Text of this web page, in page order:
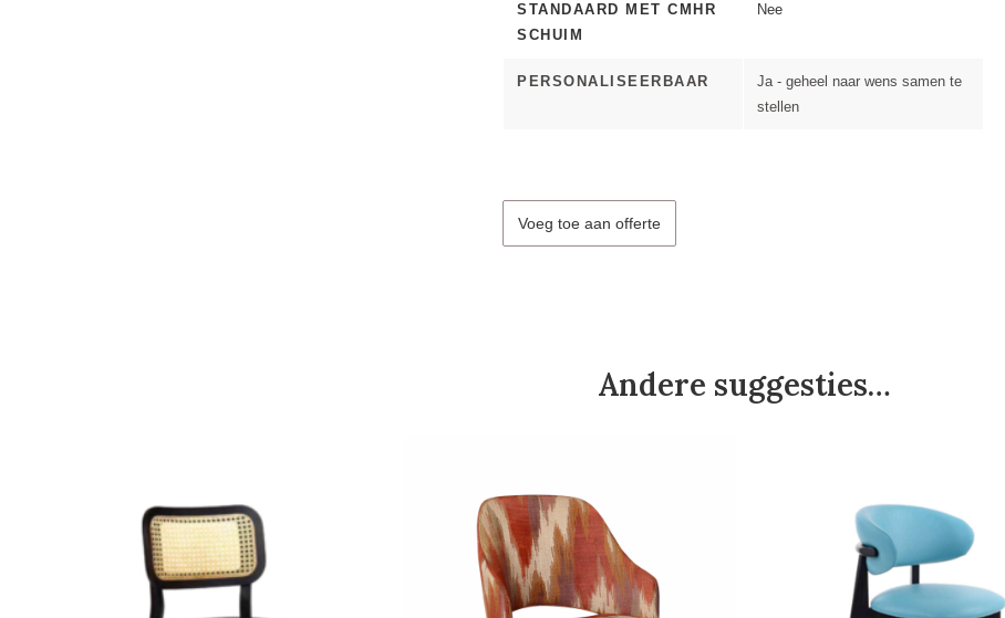
STANDAARD MET CMHR
SCHUIM
Nee
PERSONALISEERBAAR
Ja - geheel naar wens samen te
stellen
Voeg toe aan offerte
Andere suggesties…